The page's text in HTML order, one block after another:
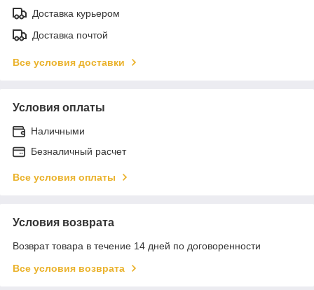
Доставка курьером
Доставка почтой
Все условия доставки
Условия оплаты
Наличными
Безналичный расчет
Все условия оплаты
Условия возврата
Возврат товара в течение 14 дней по договоренности
Все условия возврата